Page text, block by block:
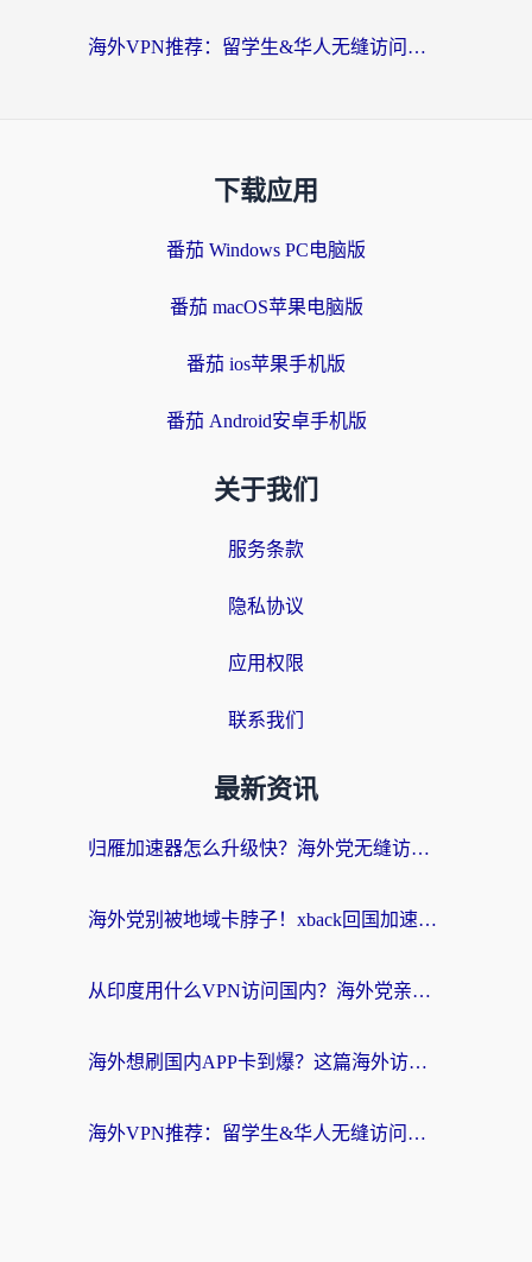
海外VPN推荐：留学生&华人无缝访问国内资源的避坑指南
下载应用
番茄 Windows PC电脑版
番茄 macOS苹果电脑版
番茄 ios苹果手机版
番茄 Android安卓手机版
关于我们
服务条款
隐私协议
应用权限
联系我们
最新资讯
归雁加速器怎么升级快？海外党无缝访问国内资源的全攻略（附免费VPN推荐Dcard热门款）
海外党别被地域卡脖子！xback回国加速器选择全攻略，轻松刷剧玩国服
从印度用什么VPN访问国内？海外党亲测的无缝回国上网指南
海外想刷国内APP卡到爆？这篇海外访问国内服务器加速指南帮你解决所有问题
海外VPN推荐：留学生&华人无缝访问国内资源的避坑指南